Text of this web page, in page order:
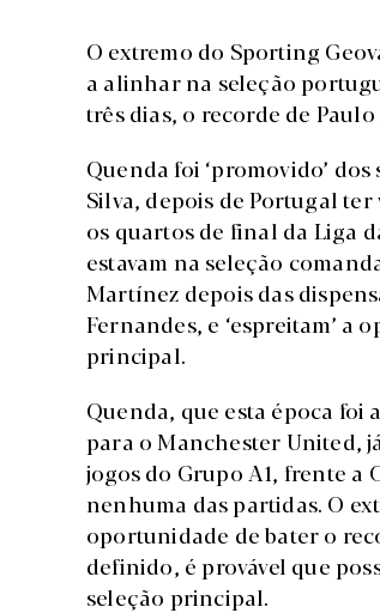
O extremo do Sporting
a alinhar na seleção
três dias, o recorde de
Quenda foi ‘promovido’
Silva, depois de Portugal
os quartos de final da Liga
estavam na seleção
Martínez depois das
Fernandes, e ‘espreitam’
principal.
Quenda, que esta época
para o Manchester United,
jogos do Grupo A1, frente a
nenhuma das partidas. O
oportunidade de bater o
definido, é provável que
seleção principal.